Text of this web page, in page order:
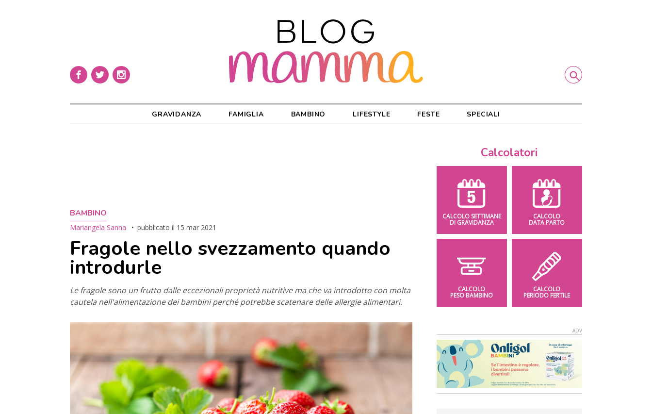
GRAVIDANZA FAMIGLIA BAMBINO LIFESTYLE FESTE SPECIALI
BAMBINO
Mariangela Sanna pubblicato il 15 mar 2021
Fragole nello svezzamento quando
introdurle
Le fragole sono un frutto dalle eccezionali proprietà nutritive ma che va introdotto con molta
cautela nell'alimentazione dei bambini perché potrebbe scatenare delle allergie alimentari.
Calcolatori
CALCOLO SETTIMANE
DI GRAVIDANZA
CALCOLO
DATA PARTO
CALCOLO
PESO BAMBINO
CALCOLO
PERIODO FERTILE